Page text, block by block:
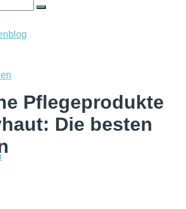
Pflegeprodukte
Die besten